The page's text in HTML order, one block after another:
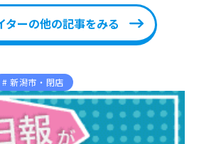
ターの他の記事をみる
新潟市・閉店